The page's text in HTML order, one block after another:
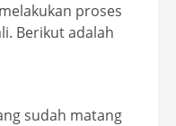
proses
Berikut adalah
sudah matang